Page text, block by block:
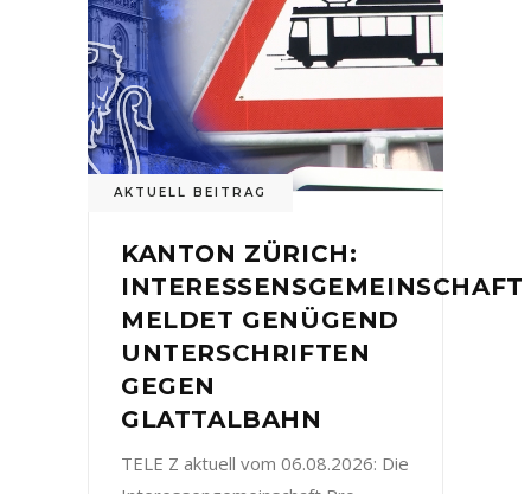
AKTUELL BEITRAG
KANTON ZÜRICH:
INTERESSENSGEMEINSCHAFT
MELDET GENÜGEND
UNTERSCHRIFTEN
GEGEN
GLATTALBAHN
TELE Z aktuell vom 06.08.2026: Die